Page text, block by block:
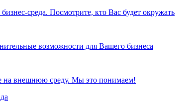
среда. Посмотрите, кто Вас будет окружать
возможности для Вашего бизнеса
на внешнюю среду. Мы это понимаем!